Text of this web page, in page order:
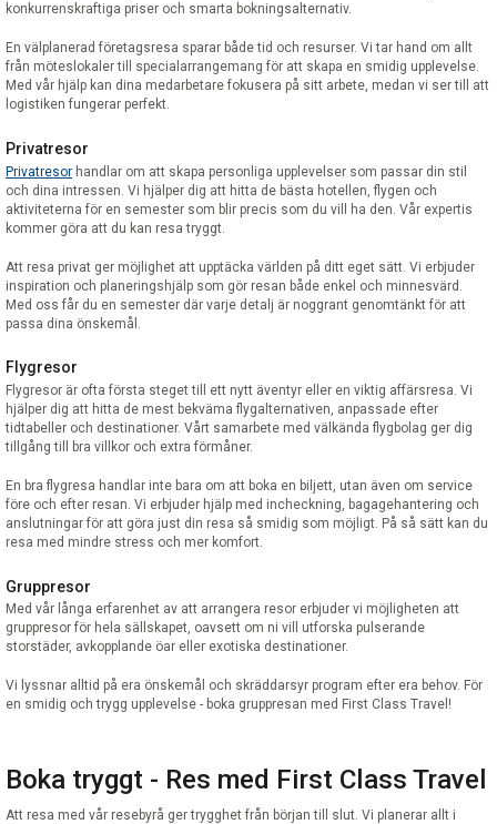
konkurrenskraftiga priser och smarta bokningsalternativ.
En välplanerad företagsresa sparar både tid och resurser. Vi tar hand om allt
från möteslokaler till specialarrangemang för att skapa en smidig upplevelse.
Med vår hjälp kan dina medarbetare fokusera på sitt arbete, medan vi ser till att
logistiken fungerar perfekt.
Privatresor
Privatresor handlar om att skapa personliga upplevelser som passar din stil
och dina intressen. Vi hjälper dig att hitta de bästa hotellen, flygen och
aktiviteterna för en semester som blir precis som du vill ha den. Vår expertis
kommer göra att du kan resa tryggt.
Att resa privat ger möjlighet att upptäcka världen på ditt eget sätt. Vi erbjuder
inspiration och planeringshjälp som gör resan både enkel och minnesvärd.
Med oss får du en semester där varje detalj är noggrant genomtänkt för att
passa dina önskemål.
Flygresor
Flygresor är ofta första steget till ett nytt äventyr eller en viktig affärsresa. Vi
hjälper dig att hitta de mest bekväma flygalternativen, anpassade efter
tidtabeller och destinationer. Vårt samarbete med välkända flygbolag ger dig
tillgång till bra villkor och extra förmåner.
En bra flygresa handlar inte bara om att boka en biljett, utan även om service
före och efter resan. Vi erbjuder hjälp med incheckning, bagagehantering och
anslutningar för att göra just din resa så smidig som möjligt. På så sätt kan du
resa med mindre stress och mer komfort.
Gruppresor
Med vår långa erfarenhet av att arrangera resor erbjuder vi möjligheten att
gruppresor för hela sällskapet, oavsett om ni vill utforska pulserande
storstäder, avkopplande öar eller exotiska destinationer.
Vi lyssnar alltid på era önskemål och skräddarsyr program efter era behov. För
en smidig och trygg upplevelse - boka gruppresan med First Class Travel!
Boka tryggt - Res med First Class Travel
Att resa med vår resebyrå ger trygghet från början till slut. Vi planerar allt i